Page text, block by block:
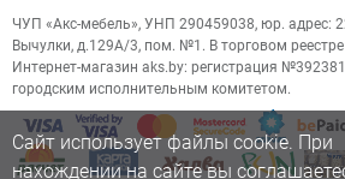
ЧУП «Акс-мебель», УНП 290459038, юр. адрес:
Вычулки, д.129А/3, пом. №1. В торговом
Интернет-магазин aks.by: регистрация
городским исполнительным комитетом.
Сайт использует файлы cookie. При
нахождении на сайте вы